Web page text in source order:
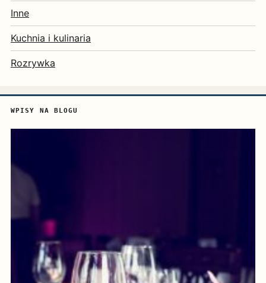
Inne
Kuchnia i kulinaria
Rozrywka
WPISY NA BLOGU